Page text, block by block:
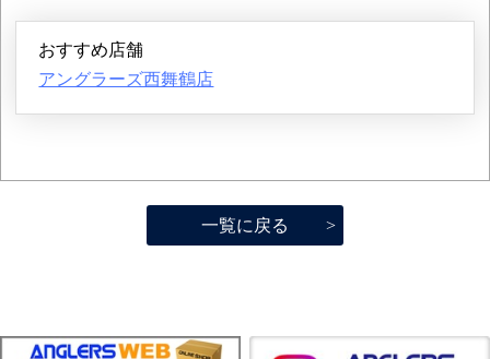
おすすめ店舗
アングラーズ西舞鶴店
一覧に戻る